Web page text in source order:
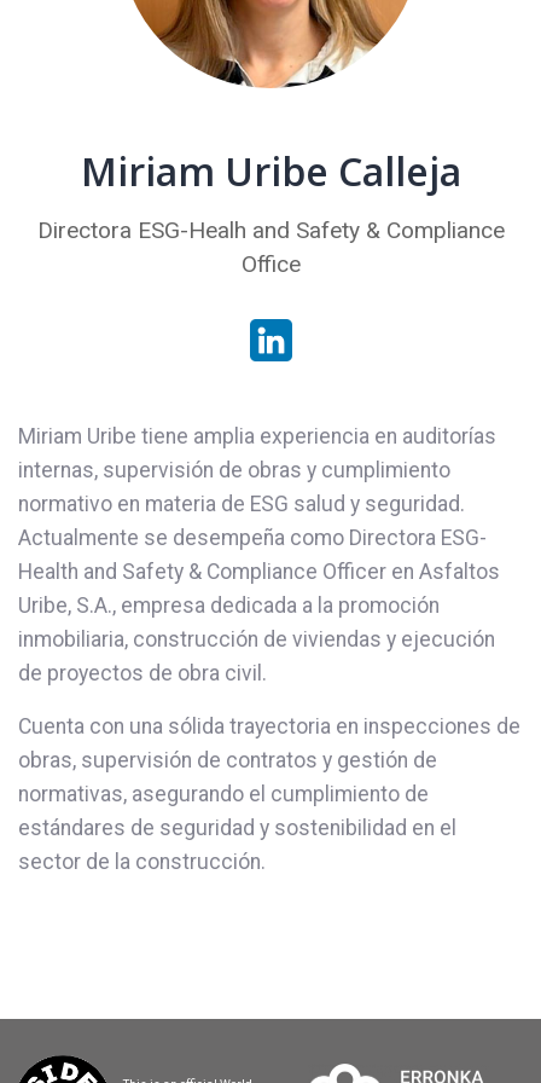
Miriam Uribe Calleja
Directora ESG-Healh and Safety & Compliance
Office
Miriam Uribe tiene amplia experiencia en auditorías
internas, supervisión de obras y cumplimiento
normativo en materia de ESG salud y seguridad.
Actualmente se desempeña como Directora ESG-
Health and Safety & Compliance Officer en Asfaltos
Uribe, S.A., empresa dedicada a la promoción
inmobiliaria, construcción de viviendas y ejecución
de proyectos de obra civil.
Cuenta con una sólida trayectoria en inspecciones de
obras, supervisión de contratos y gestión de
normativas, asegurando el cumplimiento de
estándares de seguridad y sostenibilidad en el
sector de la construcción.